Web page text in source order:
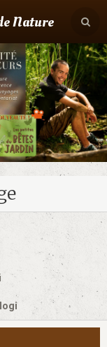
Nature
0